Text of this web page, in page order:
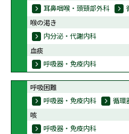
耳鼻咽喉・頭頸部外科
喉の渇き
内分泌・代謝内科
血痰
呼吸器・免疫内科
呼吸困難
呼吸器・免疫内科
循環
咳
呼吸器・免疫内科